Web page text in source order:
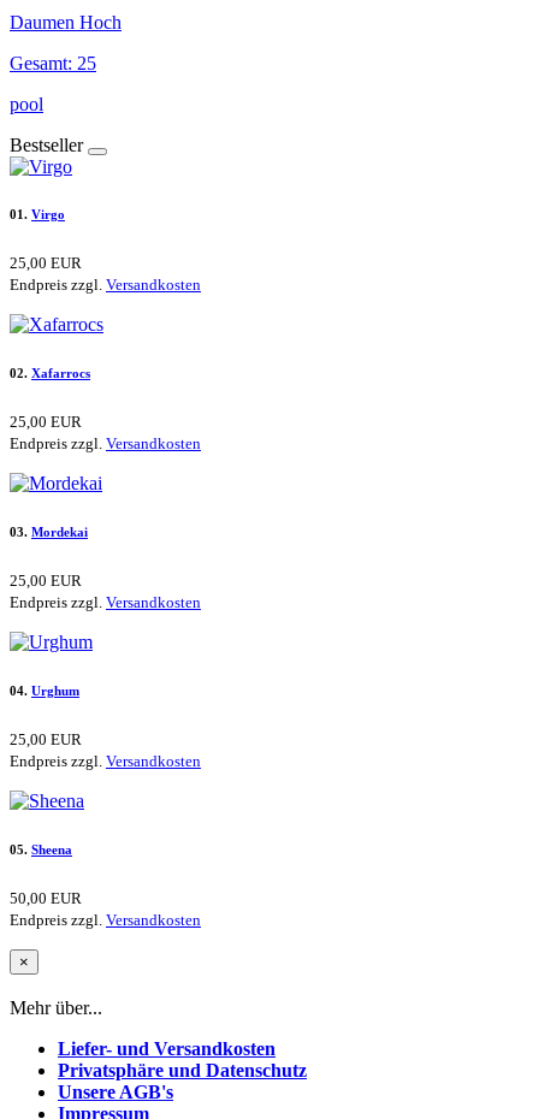
Daumen Hoch
Gesamt: 25
pool
Bestseller
01. Virgo
25,00 EUR
Endpreis zzgl. Versandkosten
02. Xafarrocs
25,00 EUR
Endpreis zzgl. Versandkosten
03. Mordekai
25,00 EUR
Endpreis zzgl. Versandkosten
04. Urghum
25,00 EUR
Endpreis zzgl. Versandkosten
05. Sheena
50,00 EUR
Endpreis zzgl. Versandkosten
×
Mehr über...
Liefer- und Versandkosten
Privatsphäre und Datenschutz
Unsere AGB's
Impressum